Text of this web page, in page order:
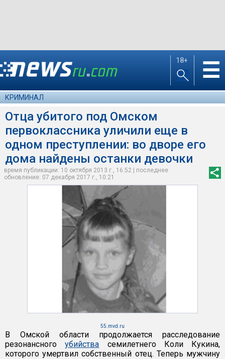
18+ ☰
КРИМИНАЛ
Отца убитого под Омском
первоклассника уличили еще в
одном преступлении: во дворе его
дома найдены останки девочки
время публикации: 10 октября 2013 г., 16:52 | последнее
обновление: 07 декабря 2017 г., 10:21
55.mvd.ru
В Омской области продолжается расследование
резонансногоубийства семилетнего Коли Кукина,
которого умертвил собственный отец. Теперь мужчину